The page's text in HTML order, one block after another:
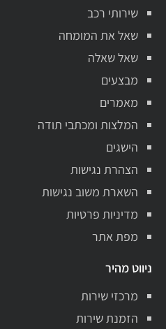
שירותי רכב
שאל את המומחה
שאל שאלה
מבצעים
מאמרים
המלצות ומכתבי תודה
הישגים
הצהרת נגישות
השארת משוב נגישות
מדיניות פרטיות
מפת אתר
ניווט מהיר
מרכזי שירות
הזמנת שירות